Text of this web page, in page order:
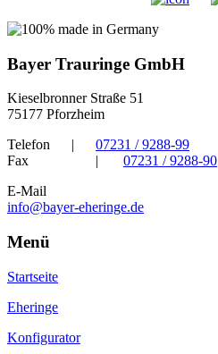
Bayer Trauringe GmbH
Kieselbronner Straße 51
75177 Pforzheim
Telefon
|
07231 / 9288-99
Fax
|
07231 / 9288-90
E-Mail
info@bayer-eheringe.de
Menü
Startseite
Eheringe
Konfigurator